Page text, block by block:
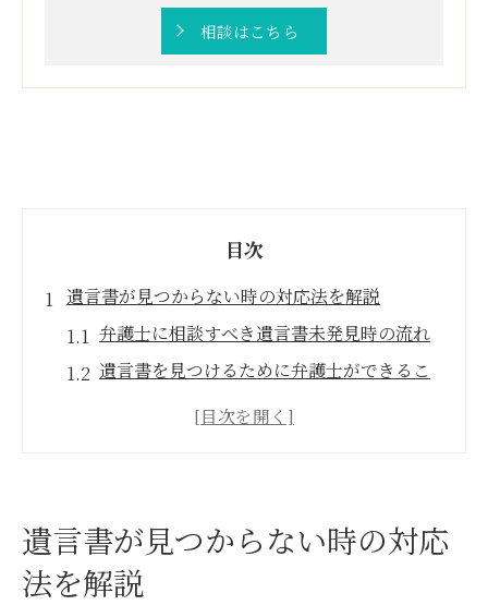
相談はこちら
目次
遺言書が見つからない時の対応法を解説
弁護士に相談すべき遺言書未発見時の流れ
遺言書を見つけるために弁護士ができるこ
遺言書の有無確認に役立つ無料相談の活用
弁護士と進める遺言書検索の具体的手順
遺言書が見つからない時の対応
法を解説